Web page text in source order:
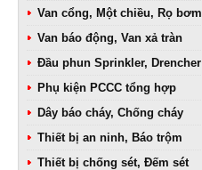
Van cổng, Một chiều, Rọ bơm
Van báo động, Van xả tràn
Đầu phun Sprinkler, Drencher
Phụ kiện PCCC tổng hợp
Dây báo cháy, Chống cháy
Thiết bị an ninh, Báo trộm
Thiết bị chống sét, Đếm sét